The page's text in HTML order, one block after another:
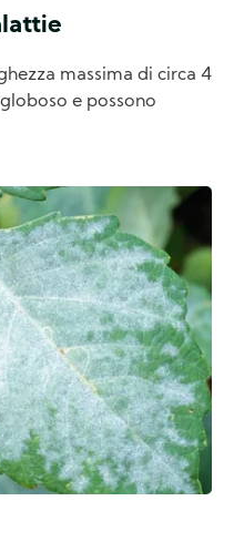
massima di circa 4
e possono